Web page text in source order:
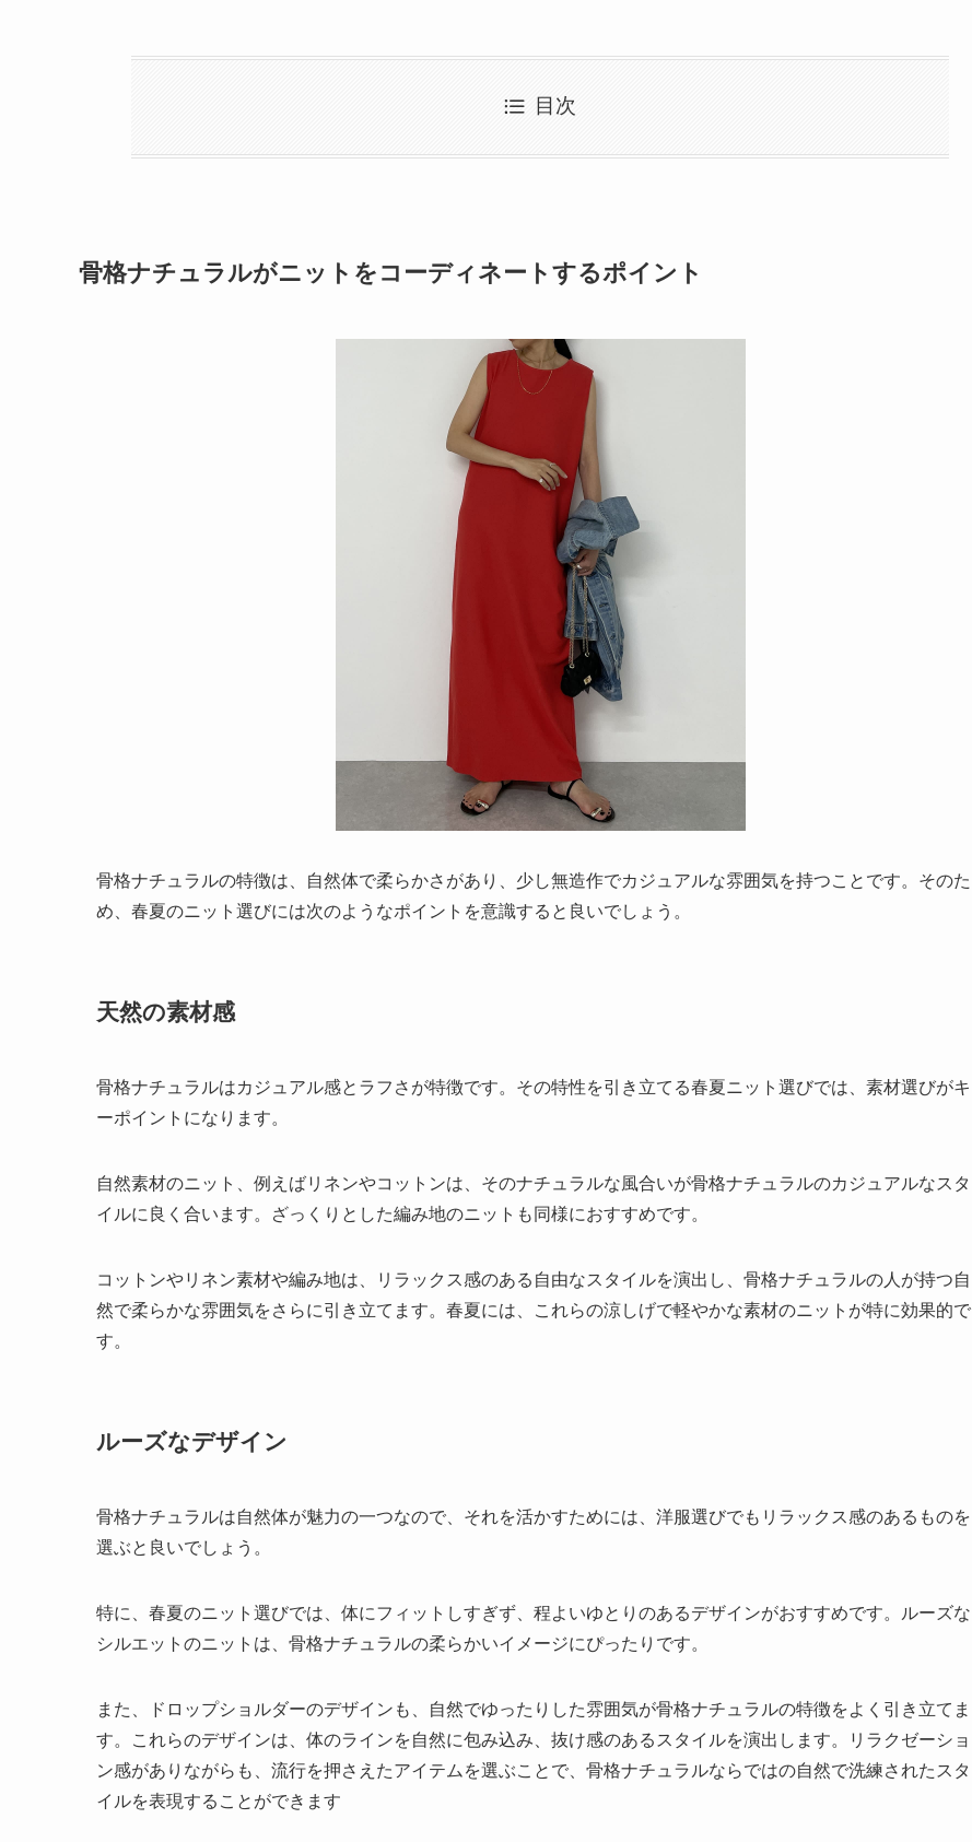
目次
骨格ナチュラルがニットをコーディネートするポイント
骨格ナチュラルの特徴は、自然体で柔らかさがあり、少し無造作でカジュアルな雰囲気を持つことです。そのた
め、春夏のニット選びには次のようなポイントを意識すると良いでしょう。
天然の素材感
骨格ナチュラルはカジュアル感とラフさが特徴です。その特性を引き立てる春夏ニット選びでは、素材選びがキ
ーポイントになります。
自然素材のニット、例えばリネンやコットンは、そのナチュラルな風合いが骨格ナチュラルのカジュアルなスタ
イルに良く合います。ざっくりとした編み地のニットも同様におすすめです。
コットンやリネン素材や編み地は、リラックス感のある自由なスタイルを演出し、骨格ナチュラルの人が持つ自
然で柔らかな雰囲気をさらに引き立てます。春夏には、これらの涼しげで軽やかな素材のニットが特に効果的で
す。
ルーズなデザイン
骨格ナチュラルは自然体が魅力の一つなので、それを活かすためには、洋服選びでもリラックス感のあるものを
選ぶと良いでしょう。
特に、春夏のニット選びでは、体にフィットしすぎず、程よいゆとりのあるデザインがおすすめです。ルーズな
シルエットのニットは、骨格ナチュラルの柔らかいイメージにぴったりです。
また、ドロップショルダーのデザインも、自然でゆったりした雰囲気が骨格ナチュラルの特徴をよく引き立てま
す。これらのデザインは、体のラインを自然に包み込み、抜け感のあるスタイルを演出します。リラクゼーショ
ン感がありながらも、流行を押さえたアイテムを選ぶことで、骨格ナチュラルならではの自然で洗練されたスタ
イルを表現することができます